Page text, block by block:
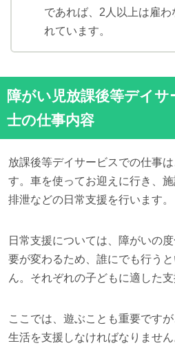
であれば、2人以上は雇
れています。
障がい児放課後等デイ
士の仕事内容
放課後等デイサービスでの仕事
す。車を使ってお迎えに行き、
排泄などの日常支援を行います。
日常支援については、障がいの
要が変わるため、誰にでも行う
ん。それぞれの子どもに適した支
ここでは、遊ぶことも重要です
生活を支援しなければなりません